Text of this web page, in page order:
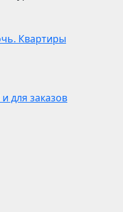
Квартиры
для заказов